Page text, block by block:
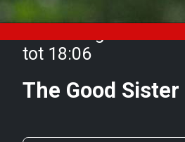
tot 18:06
The Good Sister